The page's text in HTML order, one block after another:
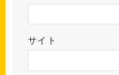
サイト